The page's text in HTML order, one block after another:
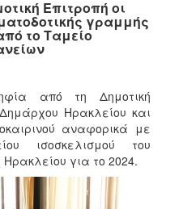
Επιτροπή οι
γραμμής
το Ταμείο
από τη Δημοτική
Ηρακλείου και
αναφορικά με
ισοσκελισμού του
για το 2024.